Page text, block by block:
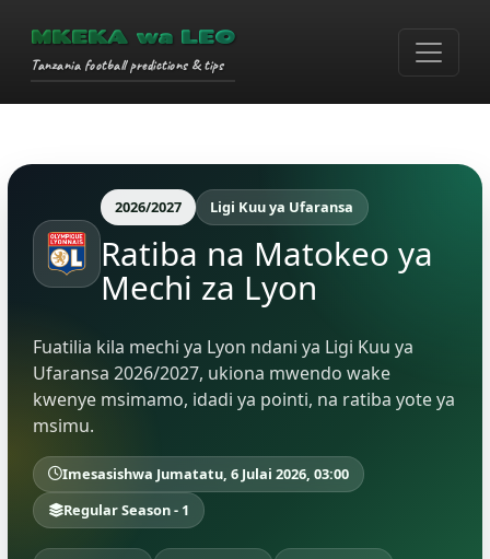
MKEKA wa LEO
Tanzania football predictions & tips
2026/2027 Ligi Kuu ya Ufaransa
Ratiba na Matokeo ya
Mechi za Lyon
Fuatilia kila mechi ya Lyon ndani ya Ligi Kuu ya
Ufaransa 2026/2027, ukiona mwendo wake
kwenye msimamo, idadi ya pointi, na ratiba yote ya
msimu.
Imesasishwa Jumatatu, 6 Julai 2026, 03:00
Regular Season - 1